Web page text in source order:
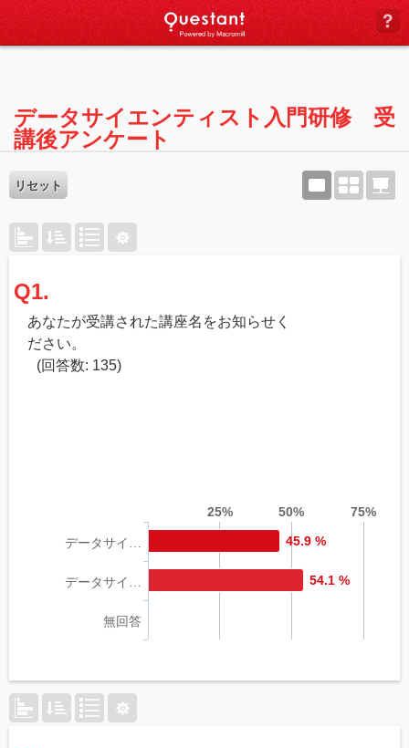
データサイエンティスト入門研修 受
講後アンケート
リセット
Q1.
あなたが受講された講座名をお知らせく
ださい。
(回答数: 135)
25% 50% 75%
データサイ…
データサイ…
無回答
45.9 %
54.1 %